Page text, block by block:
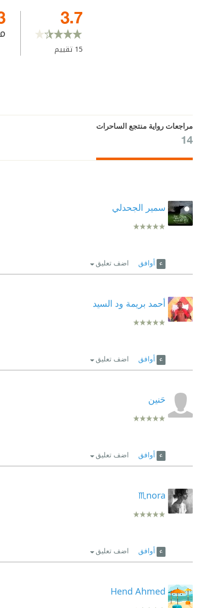
3.7
15 تقييم
مراجعات رواية منتجع الساحرات
14
سمير الجحدلي
أوافق اضف تعليق
أحمد بريمة ود السيد
أوافق اضف تعليق
حَنين
أوافق اضف تعليق
nora♏️
أوافق اضف تعليق
Hend Ahmed